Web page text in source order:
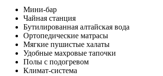
Мини-бар
Чайная станция
Бутилированная алтайская вода
Ортопедические матрасы
Мягкие пушистые халаты
Удобные махровые тапочки
Полы с подогревом
Климат-система